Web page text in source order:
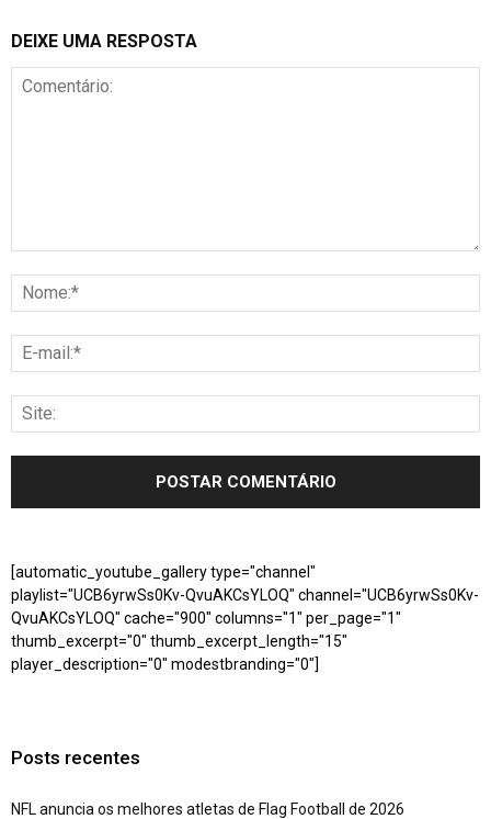
DEIXE UMA RESPOSTA
[automatic_youtube_gallery type="channel"
playlist="UCB6yrwSs0Kv-QvuAKCsYLOQ" channel="UCB6yrwSs0Kv-
QvuAKCsYLOQ" cache="900" columns="1" per_page="1"
thumb_excerpt="0" thumb_excerpt_length="15"
player_description="0" modestbranding="0"]
Posts recentes
NFL anuncia os melhores atletas de Flag Football de 2026